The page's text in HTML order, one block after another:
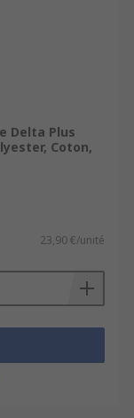
Delta Plus
Coton,
23,90 €/unité